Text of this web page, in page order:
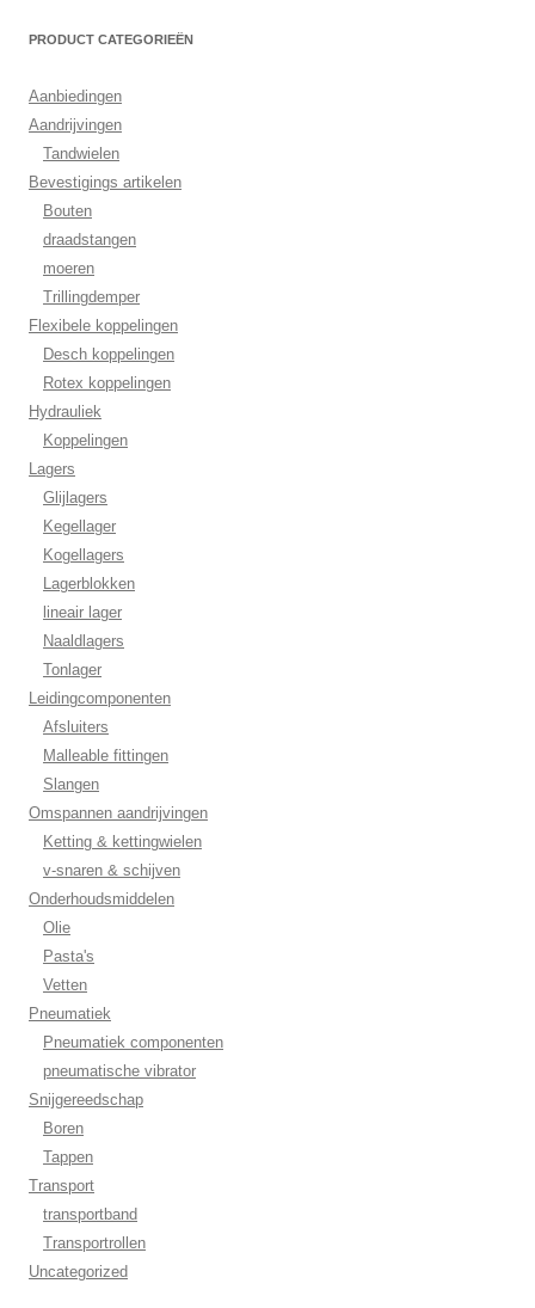
PRODUCT CATEGORIEËN
Aanbiedingen
Aandrijvingen
Tandwielen
Bevestigings artikelen
Bouten
draadstangen
moeren
Trillingdemper
Flexibele koppelingen
Desch koppelingen
Rotex koppelingen
Hydrauliek
Koppelingen
Lagers
Glijlagers
Kegellager
Kogellagers
Lagerblokken
lineair lager
Naaldlagers
Tonlager
Leidingcomponenten
Afsluiters
Malleable fittingen
Slangen
Omspannen aandrijvingen
Ketting & kettingwielen
v-snaren & schijven
Onderhoudsmiddelen
Olie
Pasta's
Vetten
Pneumatiek
Pneumatiek componenten
pneumatische vibrator
Snijgereedschap
Boren
Tappen
Transport
transportband
Transportrollen
Uncategorized